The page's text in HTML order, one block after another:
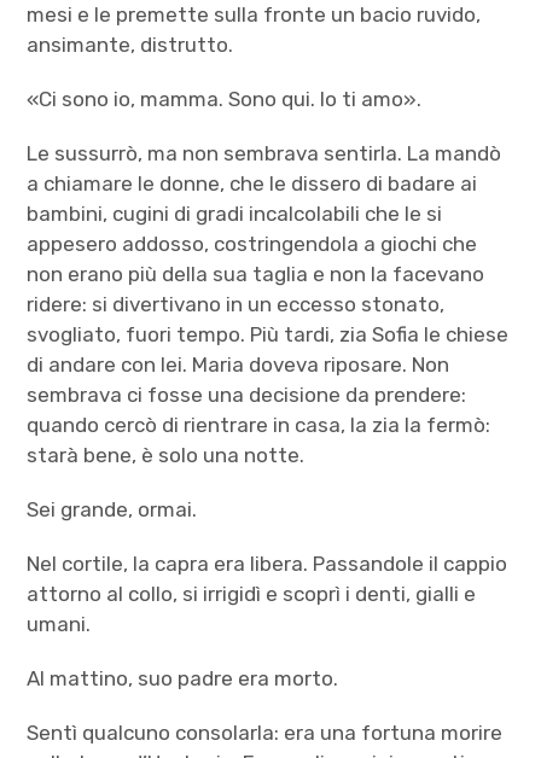
mesi e le premette sulla fronte un bacio ruvido,
ansimante, distrutto.
«Ci sono io, mamma. Sono qui. Io ti amo».
Le sussurrò, ma non sembrava sentirla. La mandò
a chiamare le donne, che le dissero di badare ai
bambini, cugini di gradi incalcolabili che le si
appesero addosso, costringendola a giochi che
non erano più della sua taglia e non la facevano
ridere: si divertivano in un eccesso stonato,
svogliato, fuori tempo. Più tardi, zia Sofia le chiese
di andare con lei. Maria doveva riposare. Non
sembrava ci fosse una decisione da prendere:
quando cercò di rientrare in casa, la zia la fermò:
starà bene, è solo una notte.
Sei grande, ormai.
Nel cortile, la capra era libera. Passandole il cappio
attorno al collo, si irrigidì e scoprì i denti, gialli e
umani.
Al mattino, suo padre era morto.
Sentì qualcuno consolarla: era una fortuna morire